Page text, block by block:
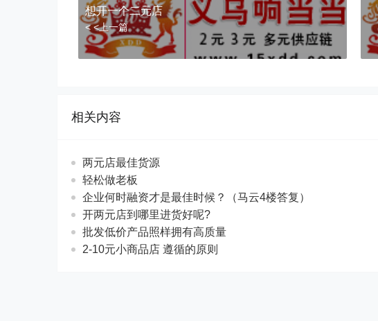
想开一个二元店
< <上一篇
相关内容
两元店最佳货源
轻松做老板
企业何时融资才是最佳时候？（马云4楼答复）
开两元店到哪里进货好呢?
批发低价产品照样拥有高质量
2-10元小商品店 遵循的原则